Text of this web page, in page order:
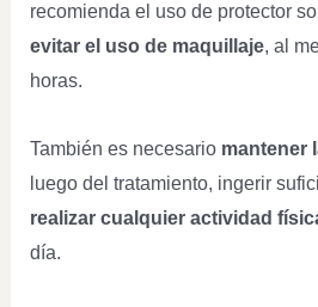
recomienda el uso de protector
evitar el uso de maquillaje, al
horas.
También es necesario mantener
luego del tratamiento, ingerir
realizar cualquier actividad
día.